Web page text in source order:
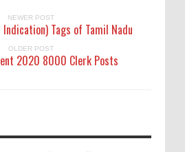
NEWER POST
Indication) Tags of Tamil Nadu
OLDER POST
2020 8000 Clerk Posts